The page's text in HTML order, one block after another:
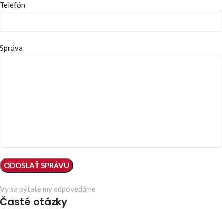
Vy sa pýtate my odpovedáme
Časté otázky
Telefón
Správa